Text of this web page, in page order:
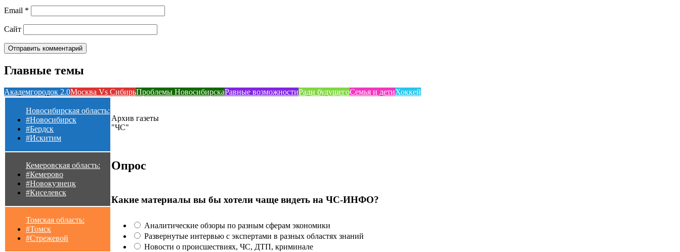
Email *
Сайт
Главные темы
Академгородок 2.0Москва Vs СибирьПроблемы НовосибирскаРавные возможностиРади будущегоСемья и детиХоккей
Новосибирская область:
#Новосибирск
#Бердск
#Искитим
Кемеровская область:
#Кемерово
#Новокузнецк
#Киселевск
Томская область:
#Томск
#Стрежевой
Архив газеты
"ЧС"
Опрос
Какие материалы вы бы хотели чаще видеть на ЧС-ИНФО?
Аналитические обзоры по разным сферам экономики
Развернутые интервью с экспертами в разных областях знаний
Новости о происшествиях, ЧС, ДТП, криминале